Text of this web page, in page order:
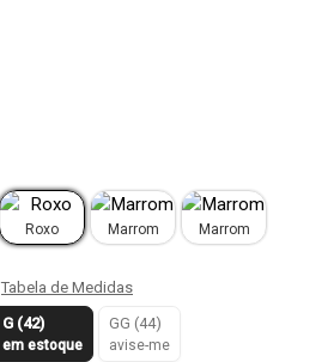
Roxo Marrom Marrom
Tabela de Medidas
G (42)
em estoque
GG (44)
avise-me